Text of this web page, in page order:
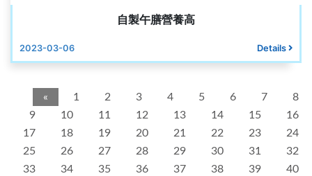
自製午膳營養高
2023-03-06 Details
« 1 2 3 4 5 6 7
8
9
10 11 12 13 14 15
16
17
18 19 20 21 22 23
24
25
26 27 28 29 30 31
32
33
34 35 36 37 38 39 40